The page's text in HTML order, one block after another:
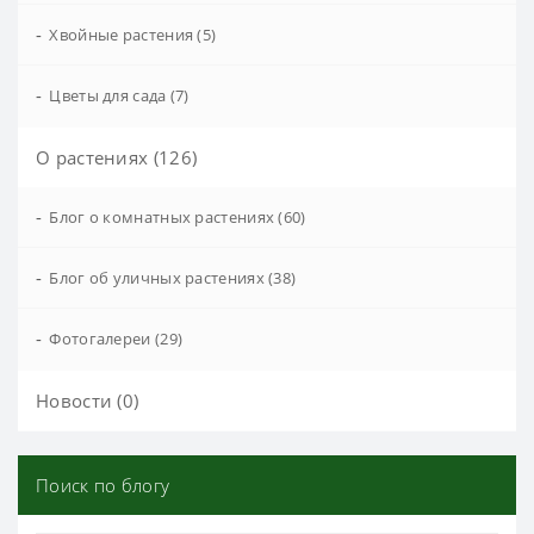
- Хвойные растения (5)
- Цветы для сада (7)
О растениях (126)
- Блог о комнатных растениях (60)
- Блог об уличных растениях (38)
- Фотогалереи (29)
Новости (0)
Поиск по блогу